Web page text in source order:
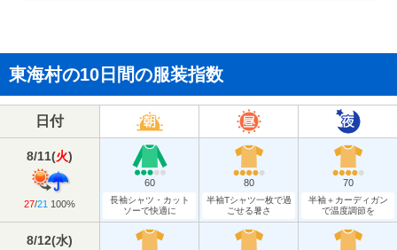
東海村の10日間の服装指数
日付
8/11(火)
27/21 100%
60
長袖シャツ・カット
ソーで快適に
80
半袖Tシャツ一枚で過
ごせる暑さ
70
半袖＋カーディガン
で温度調節を
8/12(水)